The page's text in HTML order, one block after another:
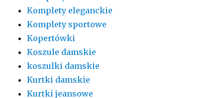
Komplety eleganckie
Komplety sportowe
Kopertówki
Koszule damskie
koszulki damskie
Kurtki damskie
Kurtki jeansowe